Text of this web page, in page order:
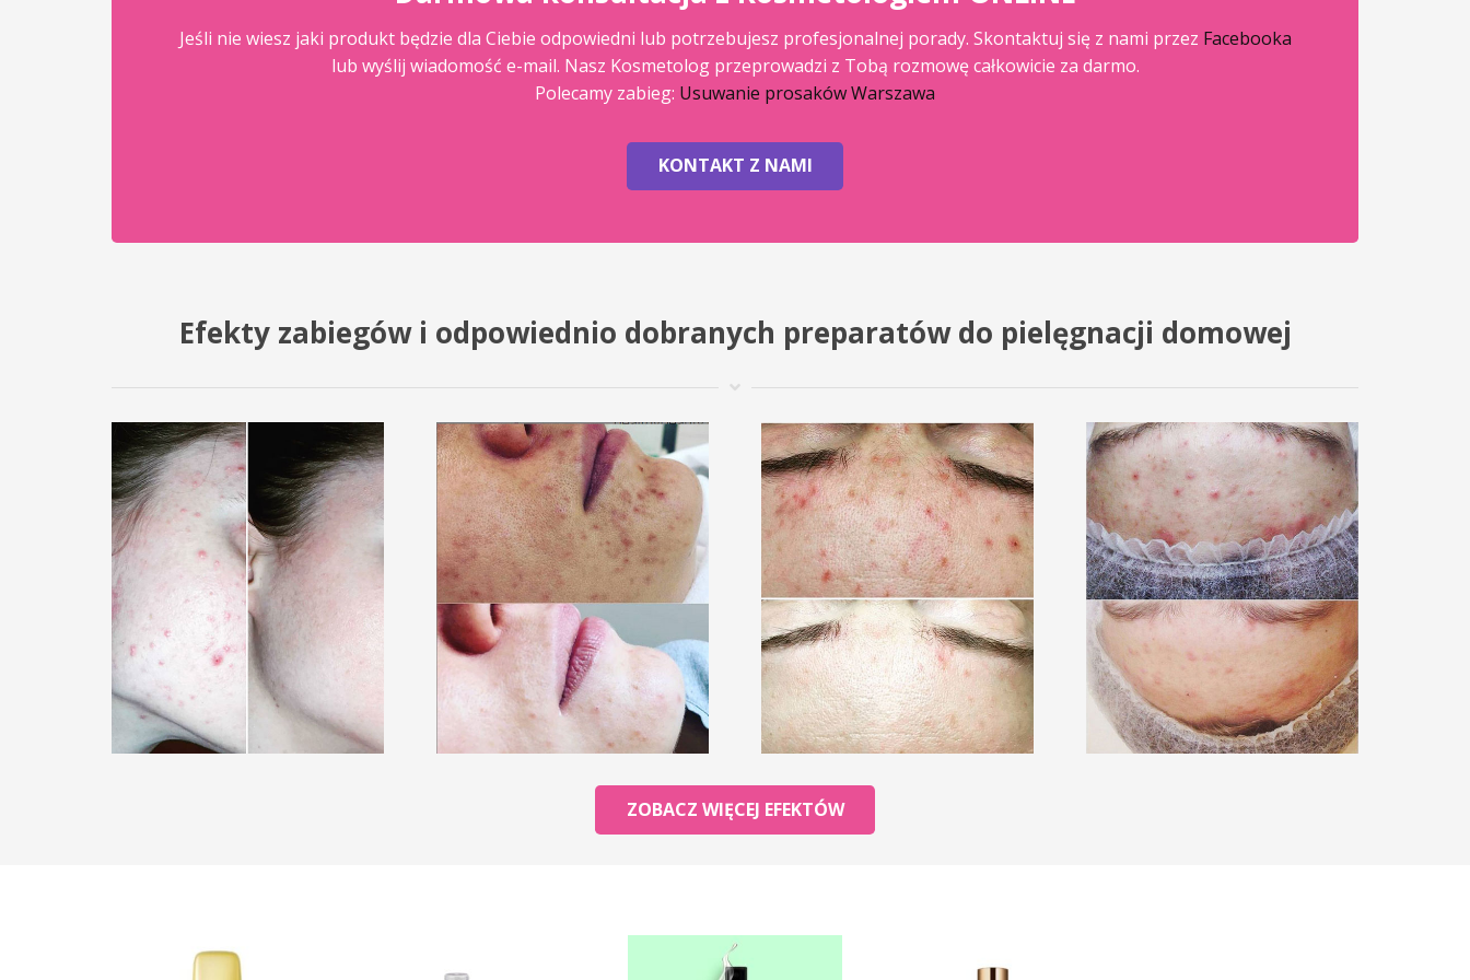
Jeśli nie wiesz jaki produkt będzie dla Ciebie odpowiedni lub potrzebujesz profesjonalnej porady. Skontaktuj się z nami przez Facebooka
lub wyślij wiadomość e-mail. Nasz Kosmetolog przeprowadzi z Tobą rozmowę całkowicie za darmo.
Polecamy zabieg: Usuwanie prosaków Warszawa
KONTAKT Z NAMI
Efekty zabiegów i odpowiednio dobranych preparatów do pielęgnacji domowej
ZOBACZ WIĘCEJ EFEKTÓW